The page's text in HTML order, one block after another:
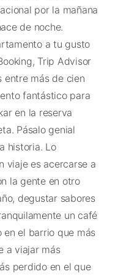
por la mañana
de noche.
a tu gusto
Trip Advisor
entre más de cien
fantástico para
en la reserva
Pásalo genial
historia. Lo
viaje es acercarse a
la gente en otro
degustar sabores
un café
en el barrio que más
a viajar más
perdido en el que